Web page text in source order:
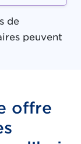
de
peuvent
offre